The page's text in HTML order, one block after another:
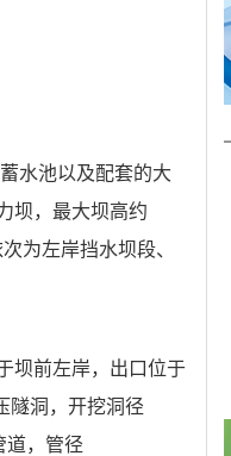
水池以及配套的大
坝，最大坝高约
为左岸挡水坝段、
坝前左岸，出口位于
隧洞，开挖洞径
道，管径